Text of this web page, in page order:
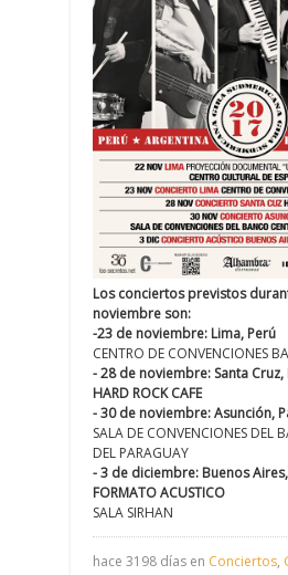
Los conciertos previstos
noviembre son:
-23 de noviembre: Lima, Perú
CENTRO DE CONVENCIONES
- 28 de noviembre: Santa
HARD ROCK CAFE
- 30 de noviembre: Asunción,
SALA DE CONVENCIONES DEL
DEL PARAGUAY
- 3 de diciembre: Buenos
FORMATO ACUSTICO
SALA SIRHAN
hace 3198 días en Conciertos,